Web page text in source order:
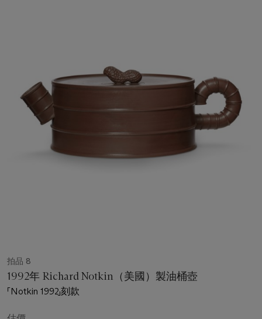
拍品 8
1992年 Richard Notkin（美國）製油桶壺
「Notkin 1992」刻款